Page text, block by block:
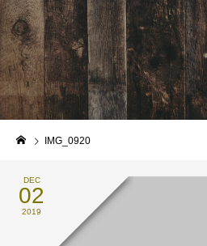
IMG_0920
DEC
02
2019